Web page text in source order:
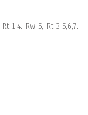
1,4. Rw 5, Rt 3,5,6,7.